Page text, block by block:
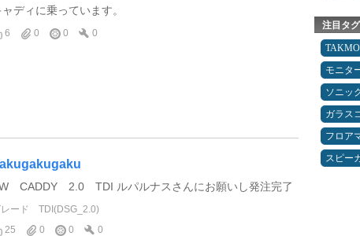
ディに乗っています。
6 0 0 0
CADDY 2.0 TDI ルパルナスさんにお願いし発注完了
ード
TDI(DSG_2.0)
25
0 0 0
注目タグ
TAKMO
モニタ
ソニッ
ガラス
フロア
スピー